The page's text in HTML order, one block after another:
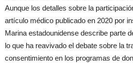
Aunque los detalles sobre la
artículo médico publicado en 2020 por
Marina estadounidense describe parte
lo que ha reavivado el debate sobre la
consentimiento en los programas de